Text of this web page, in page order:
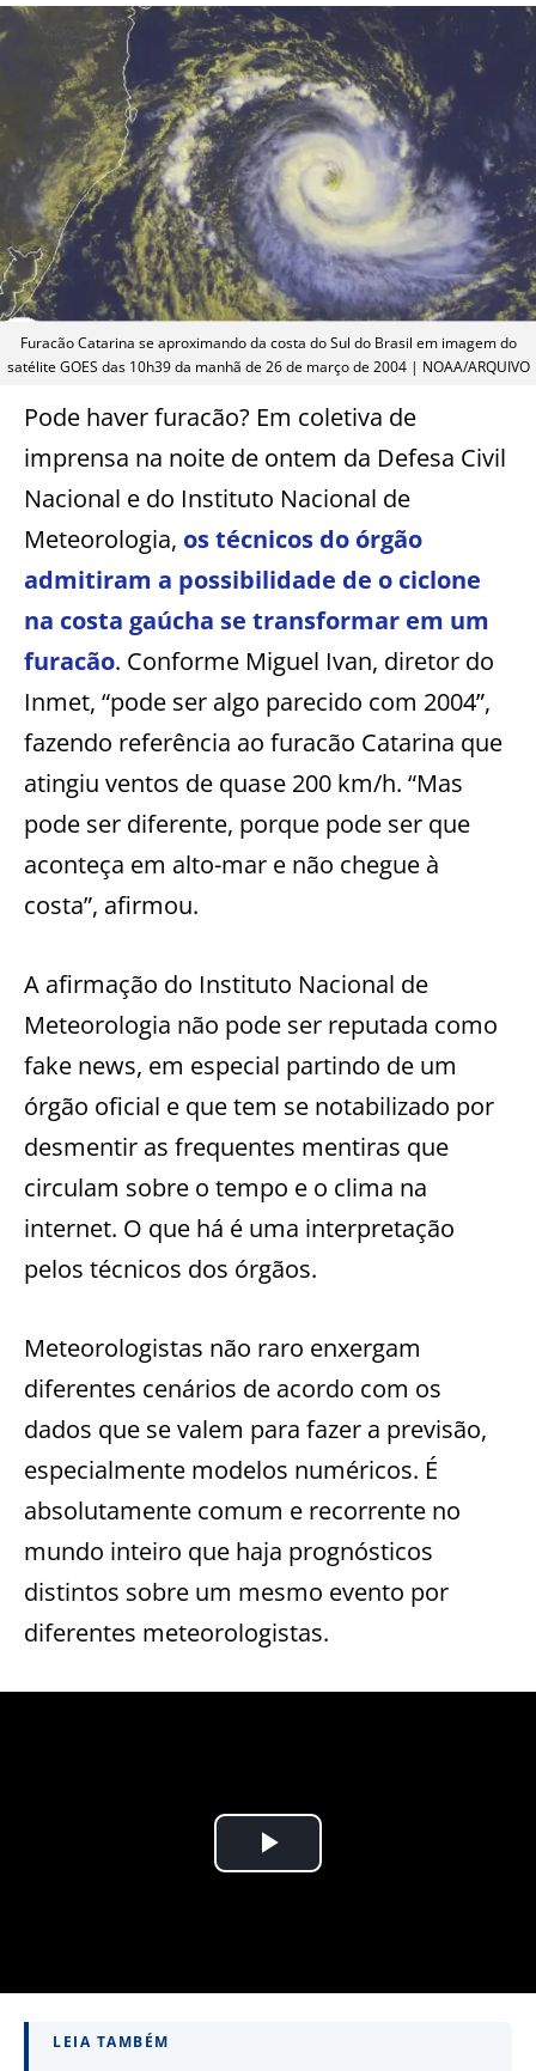
Furacão Catarina se aproximando da costa do Sul do Brasil em imagem do
satélite GOES das 10h39 da manhã de 26 de março de 2004 | NOAA/ARQUIVO
Pode haver furacão? Em coletiva de
imprensa na noite de ontem da Defesa Civil
Nacional e do Instituto Nacional de
Meteorologia, os técnicos do órgão
admitiram a possibilidade de o ciclone
na costa gaúcha se transformar em um
furacão. Conforme Miguel Ivan, diretor do
Inmet, “pode ser algo parecido com 2004”,
fazendo referência ao furacão Catarina que
atingiu ventos de quase 200 km/h. “Mas
pode ser diferente, porque pode ser que
aconteça em alto-mar e não chegue à
costa”, afirmou.
A afirmação do Instituto Nacional de
Meteorologia não pode ser reputada como
fake news, em especial partindo de um
órgão oficial e que tem se notabilizado por
desmentir as frequentes mentiras que
circulam sobre o tempo e o clima na
internet. O que há é uma interpretação
pelos técnicos dos órgãos.
Meteorologistas não raro enxergam
diferentes cenários de acordo com os
dados que se valem para fazer a previsão,
especialmente modelos numéricos. É
absolutamente comum e recorrente no
mundo inteiro que haja prognósticos
distintos sobre um mesmo evento por
diferentes meteorologistas.
LEIA TAMBÉM